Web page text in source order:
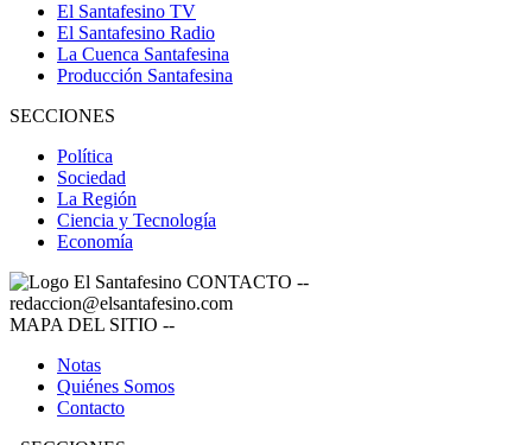
El Santafesino TV
El Santafesino Radio
La Cuenca Santafesina
Producción Santafesina
SECCIONES
Política
Sociedad
La Región
Ciencia y Tecnología
Economía
CONTACTO --
redaccion@elsantafesino.com
MAPA DEL SITIO --
Notas
Quiénes Somos
Contacto